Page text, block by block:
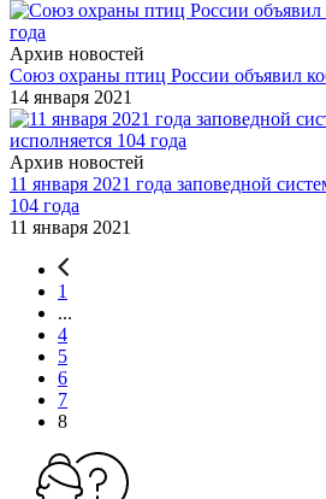
Архив новостей
Союз охраны птиц России объявил
14 января 2021
Архив новостей
11 января 2021 года заповедной
104 года
11 января 2021
1
...
4
5
6
7
8